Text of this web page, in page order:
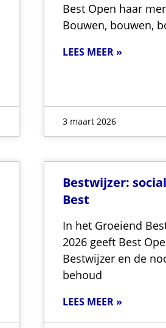
Best Open haar
Bouwen, bouwen,
LEES MEER »
3 maart 2026
Bestwijzer:
Best
In het Groeiend
2026 geeft Best
Bestwijzer en de
behoud
LEES MEER »